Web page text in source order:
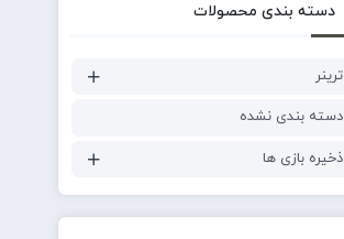
دسته‌ بندی محصولات
ترینر
دسته بندی نشده
ذخیره بازی ها